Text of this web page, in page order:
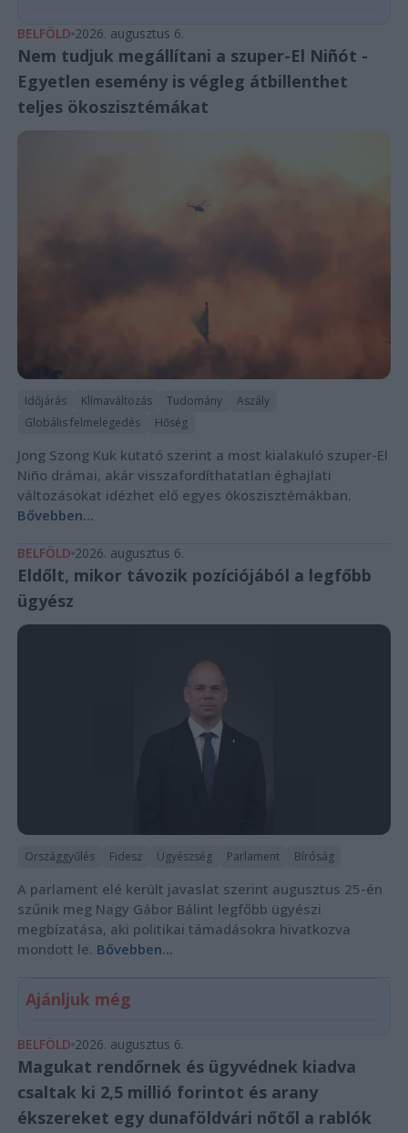
BELFÖLD 2026. augusztus 6.
Nem tudjuk megállítani a szuper-El Niñót -
Egyetlen esemény is végleg átbillenthet
teljes ökoszisztémákat
Időjárás Klímaváltozás Tudomány
Aszály
Globális felmelegedés
Hőség
Jong Szong Kuk kutató szerint a most kialakuló szuper-El
Niño drámai, akár visszafordíthatatlan éghajlati
változásokat idézhet elő egyes ökoszisztémákban.
Bővebben...
BELFÖLD 2026. augusztus 6.
Eldőlt, mikor távozik pozíciójából a legfőbb
ügyész
Országgyűlés Fidesz Ügyészség Parlament Bíróság
A parlament elé került javaslat szerint augusztus 25-én
szűnik meg Nagy Gábor Bálint legfőbb ügyészi
megbízatása, aki politikai támadásokra hivatkozva
mondott le. Bővebben...
Ajánljuk még
BELFÖLD 2026. augusztus 6.
Magukat rendőrnek és ügyvédnek kiadva
csaltak ki 2,5 millió forintot és arany
ékszereket egy dunaföldvári nőtől a rablók